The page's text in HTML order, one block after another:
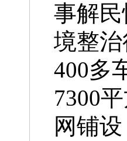
事解民
境整
400多
7300
网铺